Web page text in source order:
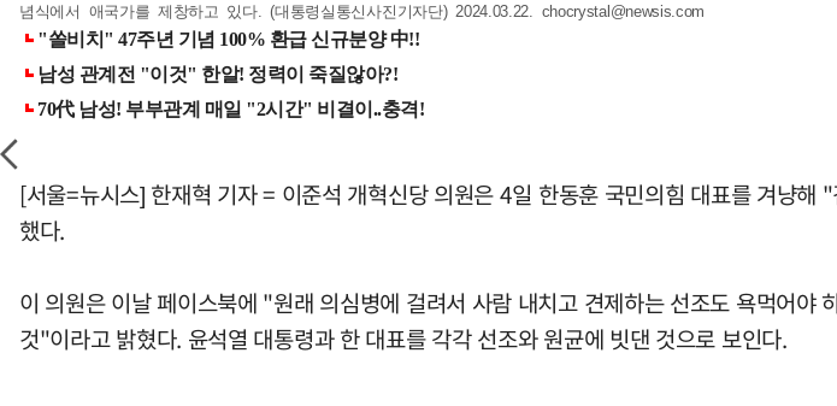
념식에서 애국가를 제창하고 있다. (대통령실통신사진기자단) 2024.03.22. chocrystal@newsis.com
[서울=뉴시스] 한재혁 기자 = 이준석 개혁신당 의원은 4일 한동훈 국민의힘 대표를 겨냥
했다.
이 의원은 이날 페이스북에 "원래 의심병에 걸려서 사람 내치고 견제하는 선조도 욕먹어
것"이라고 밝혔다. 윤석열 대통령과 한 대표를 각각 선조와 원균에 빗댄 것으로 보인다.